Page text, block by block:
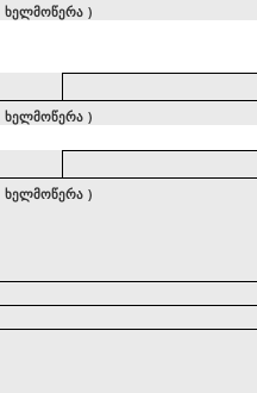
ხელმოწერა )
ხელმოწერა )
ხელმოწერა )